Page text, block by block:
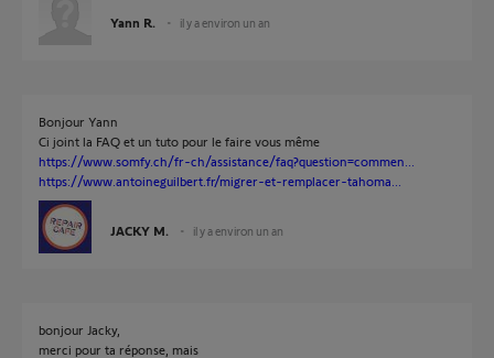
Yann R. il y a environ un an
Bonjour Yann
Ci joint la FAQ et un tuto pour le faire vous même
https://www.somfy.ch/fr-ch/assistance/faq?question=commen...
https://www.antoineguilbert.fr/migrer-et-remplacer-tahoma...
JACKY M. il y a environ un an
bonjour Jacky,
merci pour ta réponse, mais